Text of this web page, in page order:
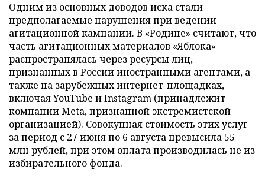
Одним из основных доводов иска стали
предполагаемые нарушения при ведении
агитационной кампании. В «Родине» считают, что
часть агитационных материалов «Яблока»
распространялась через ресурсы лиц,
признанных в России иностранными агентами, а
также на зарубежных интернет-площадках,
включая YouTube и Instagram (принадлежит
компании Meta, признанной экстремистской
организацией). Совокупная стоимость этих услуг
за период с 27 июня по 6 августа превысила 55
млн рублей, при этом оплата производилась не из
избирательного фонда.